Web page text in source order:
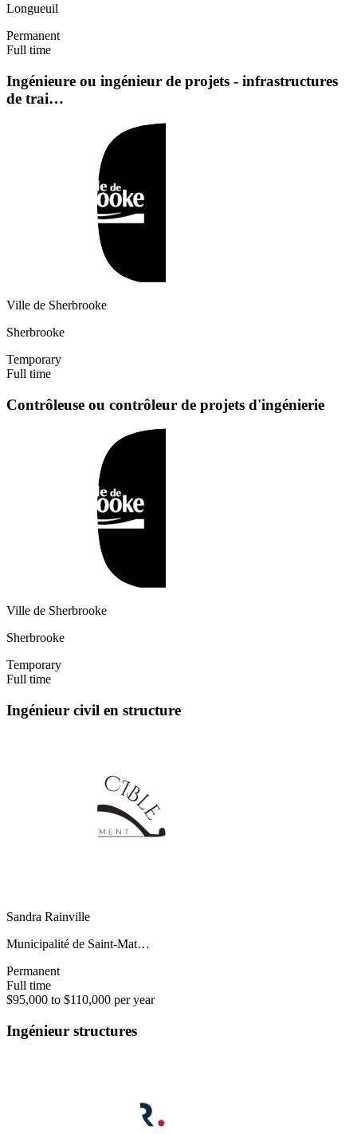
Longueuil
Permanent
Full time
Ingénieure ou ingénieur de projets - infrastructures
de trai…
Ville de Sherbrooke
Sherbrooke
Temporary
Full time
Contrôleuse ou contrôleur de projets d'ingénierie
Ville de Sherbrooke
Sherbrooke
Temporary
Full time
Ingénieur civil en structure
Sandra Rainville
Municipalité de Saint-Mat…
Permanent
Full time
$95,000 to $110,000 per year
Ingénieur structures